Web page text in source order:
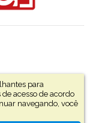
para
acesso de acordo
navegando, você